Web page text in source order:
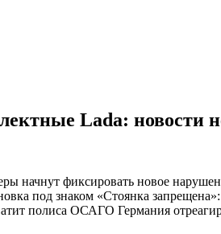
Lada: новости
начнут фиксировать новое
под знаком «Стоянка
полиса ОСАГО Германия